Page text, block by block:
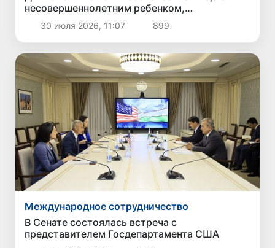
несовершеннолетним ребенком,
оказавшейся в трудной ситуации в России,
вернуться на родину
30 июля 2026, 11:07 899
Международное сотрудничество
В Сенате состоялась встреча с
представителем Госдепартамента США